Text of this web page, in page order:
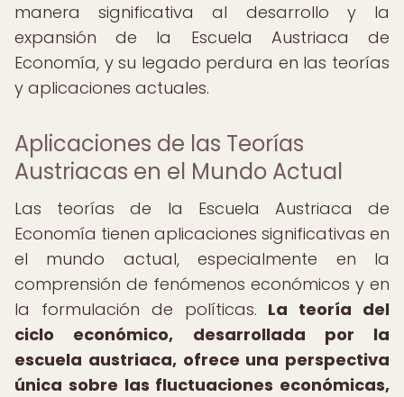
manera significativa al desarrollo y la
expansión de la Escuela Austriaca de
Economía, y su legado perdura en las teorías
y aplicaciones actuales.
Aplicaciones de las Teorías
Austriacas en el Mundo Actual
Las teorías de la Escuela Austriaca de
Economía tienen aplicaciones significativas en
el mundo actual, especialmente en la
comprensión de fenómenos económicos y en
la formulación de políticas. La teoría del
ciclo económico, desarrollada por la
escuela austriaca, ofrece una perspectiva
única sobre las fluctuaciones económicas,